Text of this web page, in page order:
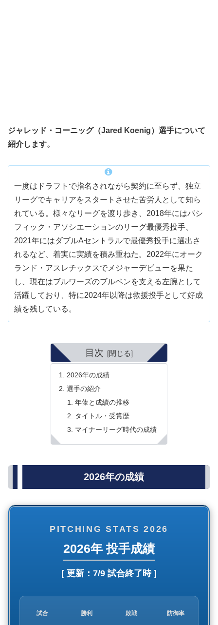
ジャレッド・コーニッグ（Jared Koenig）選手について
紹介します。
一度はドラフトで指名されながら契約に至らず、独立
リーグでキャリアをスタートさせた苦労人として知ら
れている。様々なリーグを渡り歩き、2018年にはパシ
フィック・アソシエーションのリーグ最優秀投手、
2021年にはダブルAセントラルで最優秀投手に選出さ
れるなど、着実に実績を積み重ねた。2022年にオーク
ランド・アスレチックスでメジャーデビューを果た
し、現在はブルワーズのブルペンを支える左腕として
活躍しており、特に2024年以降は救援投手として好成
績を残している。
目次
2026年の成績
選手の紹介
年俸と成績の推移
タイトル・受賞歴
マイナーリーグ時代の成績
2026年の成績
PITCHING STATS 2026
2026年 投手成績
[ 更新： 7/9 試合終了時]
試合 勝利 敗戦 防御率